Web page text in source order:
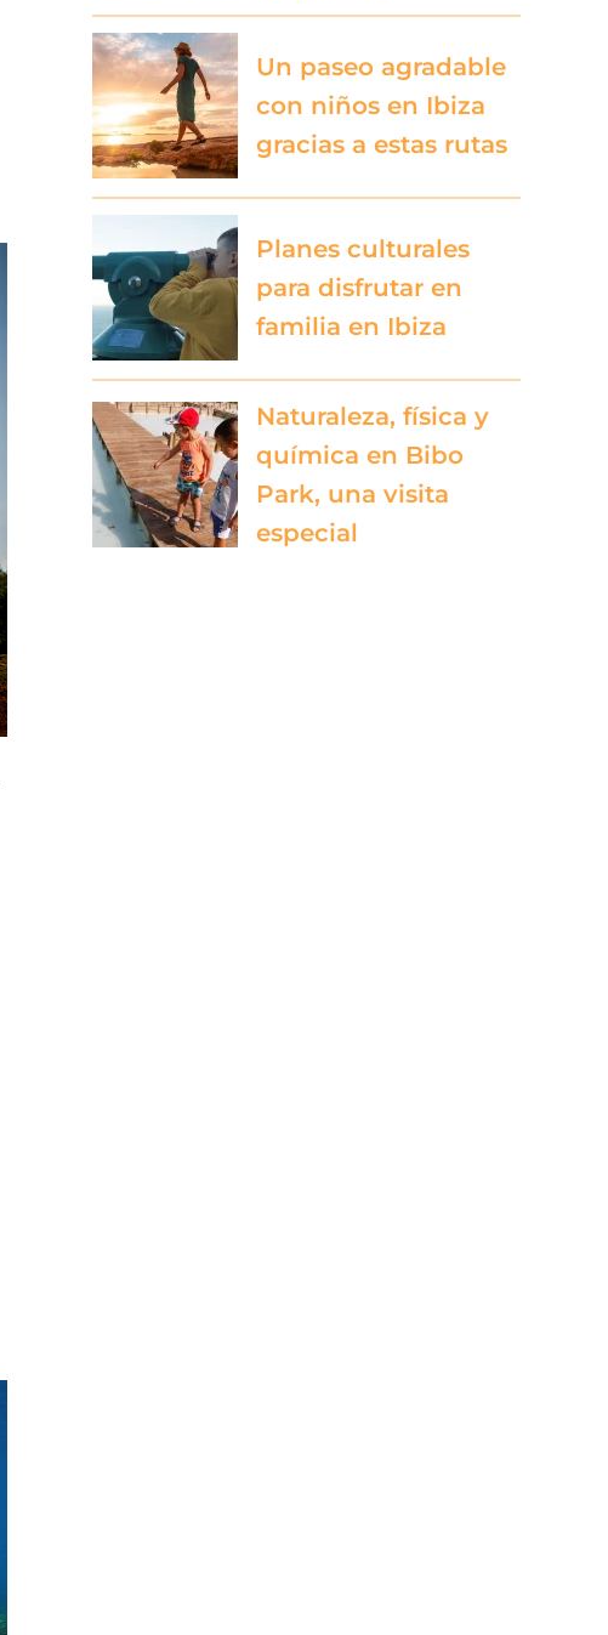
Un paseo agradable
con niños en Ibiza
gracias a estas rutas
Planes culturales
para disfrutar en
familia en Ibiza
Naturaleza, física y
química en Bibo
Park, una visita
especial